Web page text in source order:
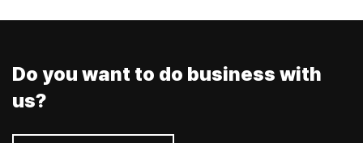
Do you want to do business with
us?